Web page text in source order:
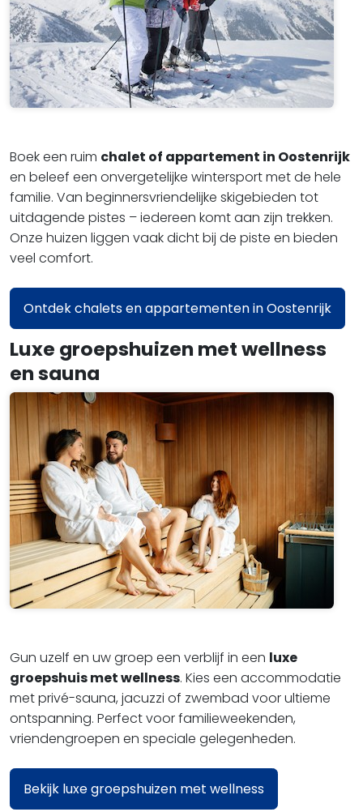
Boek een ruim chalet of appartement in Oostenrijk
en beleef een onvergetelijke wintersport met de hele
familie. Van beginnersvriendelijke skigebieden tot
uitdagende pistes – iedereen komt aan zijn trekken.
Onze huizen liggen vaak dicht bij de piste en bieden
veel comfort.
Ontdek chalets en appartementen in Oostenrijk
Luxe groepshuizen met wellness
en sauna
Gun uzelf en uw groep een verblijf in een luxe
groepshuis met wellness. Kies een accommodatie
met privé-sauna, jacuzzi of zwembad voor ultieme
ontspanning. Perfect voor familieweekenden,
vriendengroepen en speciale gelegenheden.
Bekijk luxe groepshuizen met wellness